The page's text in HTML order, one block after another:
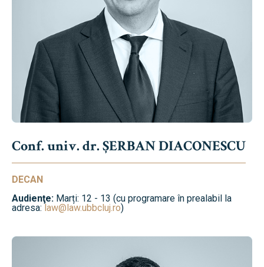
Conf. univ. dr. ȘERBAN DIACONESCU
DECAN
Audienţe: Marți: 12 - 13 (cu programare în prealabil la
adresa:law@law.ubbcluj.ro)